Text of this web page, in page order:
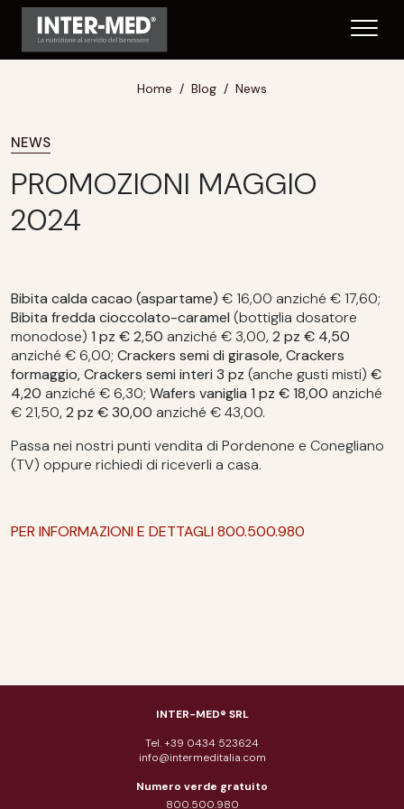
Home Blog News
NEWS
PROMOZIONI MAGGIO
2024
Bibita calda cacao (aspartame) € 16,00 anziché € 17,60;
Bibita fredda cioccolato-caramel (bottiglia dosatore
monodose) 1 pz € 2,50 anziché € 3,00, 2 pz € 4,50
anziché € 6,00; Crackers semi di girasole, Crackers
formaggio, Crackers semi interi 3 pz (anche gusti misti) €
4,20 anziché € 6,30; Wafers vaniglia 1 pz € 18,00 anziché
€ 21,50, 2 pz € 30,00 anziché € 43,00.
Passa nei nostri punti vendita di Pordenone e Conegliano
(TV) oppure richiedi di riceverli a casa.
PER INFORMAZIONI E DETTAGLI 800.500.980
INTER-MED® SRL
Tel. +39 0434 523624
info@intermeditalia.com
Numero verde gratuito
800.500.980